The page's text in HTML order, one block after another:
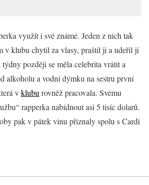
využít i své známé. Jeden z nich tak
v klubu chytil za vlasy, praštil ji a udeřil jí
později se měla celebrita vrátit a
alkoholu a vodní dýmku na sestru první
vkluburovněž pracovala. Svému
rapperka nabídnout asi 5 tisíc dolarů.
pak v pátek vinu přiznaly spolu s Cardi